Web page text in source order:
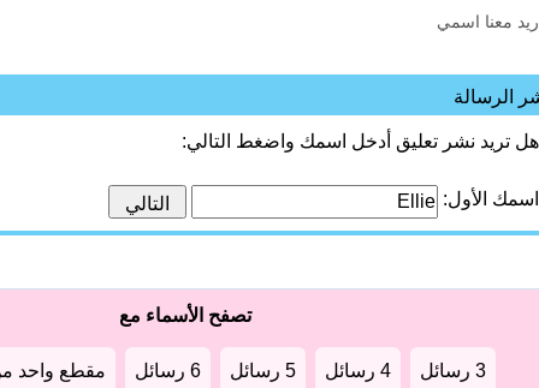
معنا اسمي
الرسالة
هل تريد نشر تعليق أدخل اسمك واضغط التالي:
اسمك الأول:
تصفح الأسماء مع
3 رسائل 4 رسائل 5 رسائل 6 رسائل مقطع واحد